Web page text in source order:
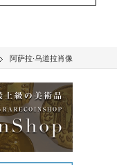
阿萨拉·乌道拉肖像